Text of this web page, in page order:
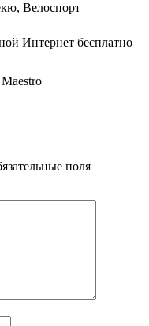
Велоспорт
Интернет бесплатно
поля